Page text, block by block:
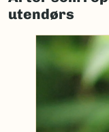
utendørs